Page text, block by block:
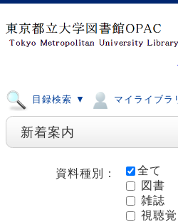
目録検索 ▼ マイライブラ
新着案内
資料種別：
全て
図書
雑誌
視聴覚